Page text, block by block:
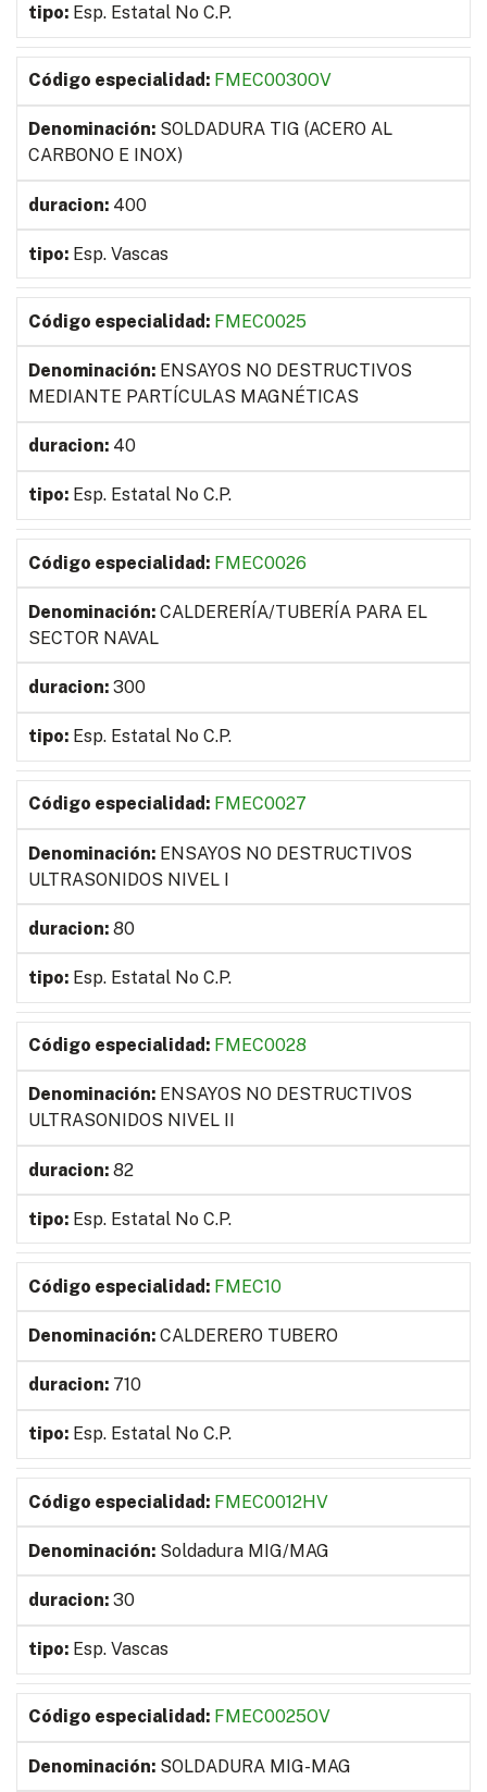
Esp. Estatal No C.P.
FMEC0030OV
SOLDADURA TIG (ACERO AL
CARBONO E INOX)
400
Esp. Vascas
FMEC0025
ENSAYOS NO DESTRUCTIVOS
MEDIANTE PARTÍCULAS MAGNÉTICAS
40
Esp. Estatal No C.P.
FMEC0026
CALDERERÍA/TUBERÍA PARA EL
SECTOR NAVAL
300
Esp. Estatal No C.P.
FMEC0027
ENSAYOS NO DESTRUCTIVOS
ULTRASONIDOS NIVEL I
80
Esp. Estatal No C.P.
FMEC0028
ENSAYOS NO DESTRUCTIVOS
ULTRASONIDOS NIVEL II
82
Esp. Estatal No C.P.
FMEC10
CALDERERO TUBERO
710
Esp. Estatal No C.P.
FMEC0012HV
Soldadura MIG/MAG
30
Esp. Vascas
FMEC0025OV
SOLDADURA MIG-MAG